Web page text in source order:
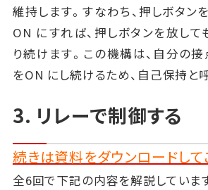
維持します。すなわち、押しボタン
ON にすれば、押しボタンを放し
り続けます。この機構は、自分の
をON にし続けるため、自己保持と
3. リレーで制御する
続きは資料をダウンロードして
全6回で下記の内容を解説していま